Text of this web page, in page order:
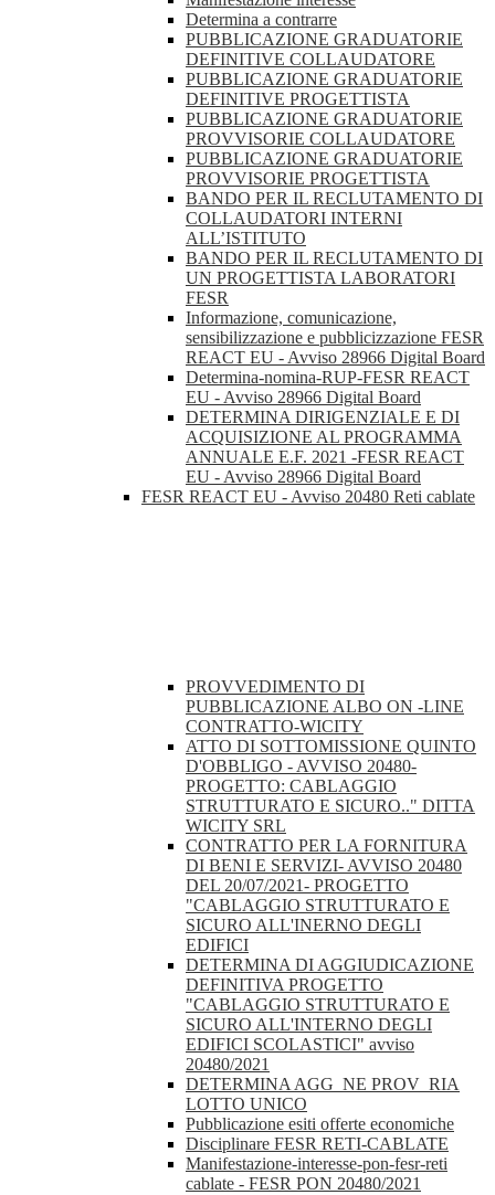
Determina a contrarre
PUBBLICAZIONE GRADUATORIE
DEFINITIVE COLLAUDATORE
PUBBLICAZIONE GRADUATORIE
DEFINITIVE PROGETTISTA
PUBBLICAZIONE GRADUATORIE
PROVVISORIE COLLAUDATORE
PUBBLICAZIONE GRADUATORIE
PROVVISORIE PROGETTISTA
BANDO PER IL RECLUTAMENTO DI
COLLAUDATORI INTERNI
ALL’ISTITUTO
BANDO PER IL RECLUTAMENTO DI
UN PROGETTISTA LABORATORI
FESR
Informazione, comunicazione,
sensibilizzazione e pubblicizzazione FESR
REACT EU - Avviso 28966 Digital Board
Determina-nomina-RUP-FESR REACT
EU - Avviso 28966 Digital Board
DETERMINA DIRIGENZIALE E DI
ACQUISIZIONE AL PROGRAMMA
ANNUALE E.F. 2021 -FESR REACT
EU - Avviso 28966 Digital Board
FESR REACT EU - Avviso 20480 Reti cablate
PROVVEDIMENTO DI
PUBBLICAZIONE ALBO ON -LINE
CONTRATTO-WICITY
ATTO DI SOTTOMISSIONE QUINTO
D'OBBLIGO - AVVISO 20480-
PROGETTO: CABLAGGIO
STRUTTURATO E SICURO.." DITTA
WICITY SRL
CONTRATTO PER LA FORNITURA
DI BENI E SERVIZI- AVVISO 20480
DEL 20/07/2021- PROGETTO
"CABLAGGIO STRUTTURATO E
SICURO ALL'INERNO DEGLI
EDIFICI
DETERMINA DI AGGIUDICAZIONE
DEFINITIVA PROGETTO
"CABLAGGIO STRUTTURATO E
SICURO ALL'INTERNO DEGLI
EDIFICI SCOLASTICI" avviso
20480/2021
DETERMINA AGG_NE PROV_RIA
LOTTO UNICO
Pubblicazione esiti offerte economiche
Disciplinare FESR RETI-CABLATE
Manifestazione-interesse-pon-fesr-reti
cablate - FESR PON 20480/2021